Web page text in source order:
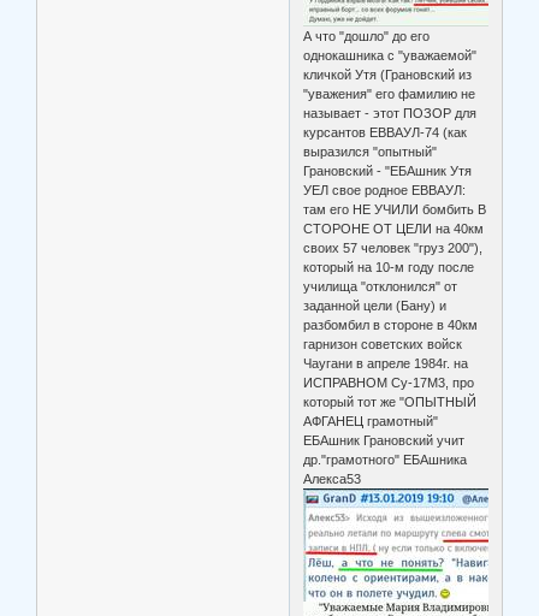
А что "дошло" до его
однокашника с "уважаемой"
кличкой Утя (Грановский из
"уважения" его фамилию не
называет - этот ПОЗОР для
курсантов ЕВВАУЛ-74 (как
выразился "опытный"
Грановский - "ЕБАшник Утя
УЕЛ свое родное ЕВВАУЛ:
там его НЕ УЧИЛИ бомбить В
СТОРОНЕ ОТ ЦЕЛИ на 40км
своих 57 человек "груз 200"),
который на 10-м году после
училища "отклонился" от
заданной цели (Бану) и
разбомбил в стороне в 40км
гарнизон советских войск
Чаугани в апреле 1984г. на
ИСПРАВНОМ Су-17М3, про
который тот же "ОПЫТНЫЙ
АФГАНЕЦ грамотный"
ЕБАшник Грановский учит
др."грамотного" ЕБАшника
Алекса53